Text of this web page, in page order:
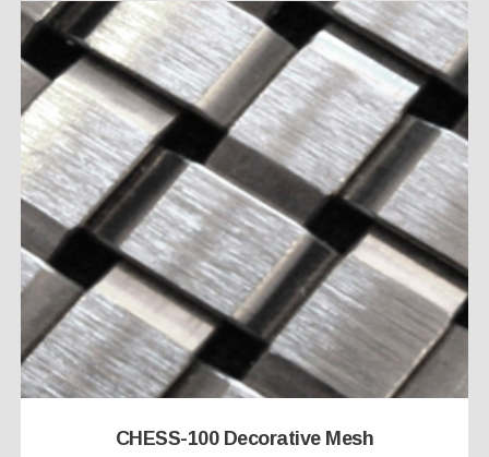
CHESS-100 Decorative Mesh